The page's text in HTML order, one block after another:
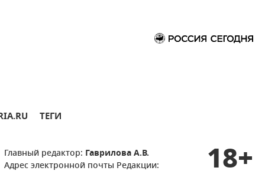
ТЕГИ
Главный редактор: Гаврилова А.В.
Адрес электронной почты Редакции:
18+